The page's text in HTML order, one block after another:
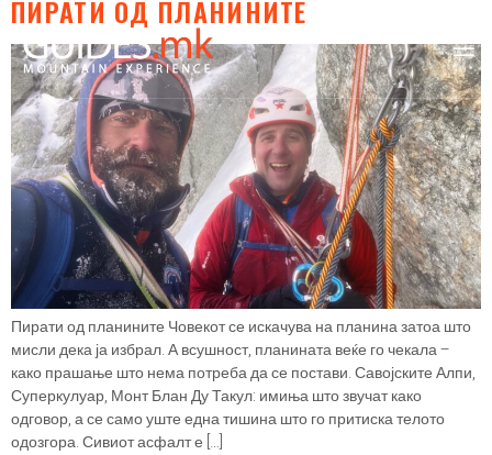
ПИРАТИ ОД ПЛАНИНИТЕ
Пирати од планините Човекот се искачува на планина затоа што
мисли дека ја избрал. А всушност, планината веќе го чекала –
како прашање што нема потреба да се постави. Савојските Алпи,
Суперкулуар, Монт Блан Ду Такул: имиња што звучат како
одговор, а се само уште една тишина што го притиска телото
одозгора. Сивиот асфалт е […]